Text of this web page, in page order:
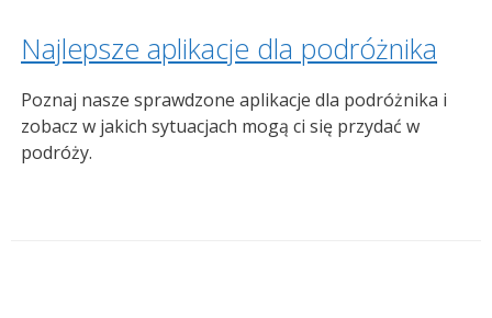
Najlepsze aplikacje dla podróżnika
Poznaj nasze sprawdzone aplikacje dla podróżnika i
zobacz w jakich sytuacjach mogą ci się przydać w
podróży.